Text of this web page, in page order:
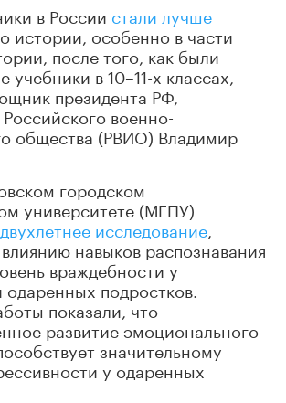
в России стали лучше
истории, особенно в части
после того, как были
учебники в 10–11-х классах,
президента РФ,
военно-
общества (РВИО) Владимир
городском
университете (МГПУ)
исследование
навыков распознавания
враждебности у
подростков.
показали, что
развитие эмоционального
значительному
у одаренных